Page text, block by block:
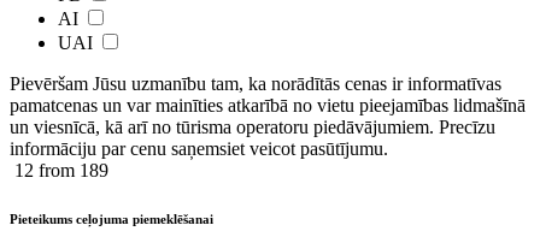
AI
UAI
Pievēršam Jūsu uzmanību tam, ka norādītās cenas ir ​informatīvas ​
pamatcenas un var mainīties atkarībā ​no ​vietu pieejamības lidmašīnā
un viesnīcā, kā arī no tūrisma operatoru piedāvājumiem. Precīzu
informāciju par cenu saņemsiet veicot pasūtījumu.
12 from 189
Pieteikums ceļojuma piemeklēšanai